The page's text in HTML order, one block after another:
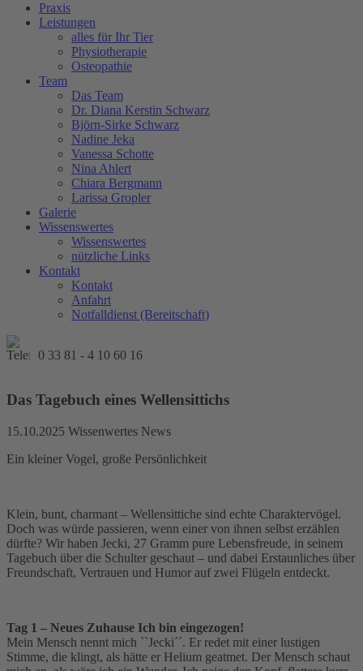
Praxis
Leistungen
alles für Ihr Tier
Physiotherapie
Osteopathie
Team
Das Team
Dr. Diana Kerstin Schwarz
Björn-Sirke Schwarz
Nadine Jeka
Vanessa Schotte
Nina Ahlert
Chiara Bergmann
Larissa Gropler
Galerie
Wissenswertes
Wissenswertes
nützliche Links
Kontakt
Kontakt
Anfahrt
Notfalldienst (Bereitschaft)
0 33 81 - 4 10 60 16
Das Tagebuch eines Wellensittichs
15.10.2025 Wissenwertes News
Ein kleiner Vogel, große Persönlichkeit
Klein, bunt, charmant – Wellensittiche sind echte Charaktervögel.
Doch was würde passieren, wenn einer von ihnen selbst erzählen
dürfte? Wir haben Jecki, 27 Gramm pure Lebensfreude, in seinem
Tagebuch über die Schulter geschaut – und dabei Erstaunliches über
Freundschaft, Vertrauen und Humor auf zwei Flügeln entdeckt.
Tag 1 – Neues Zuhause Ich bin eingezogen!
Mein Mensch nennt mich ``Jecki´´. Er redet mit einer lustigen
Stimme, die klingt, als hätte er Helium geatmet. Der Mensch schaut